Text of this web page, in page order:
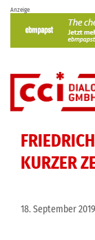
Skip
content
Anzeige
KURZER
18. September 2019